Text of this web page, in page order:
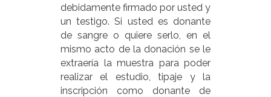
debidamente firmado por usted y
un testigo. Si usted es donante
de sangre o quiere serlo, en el
mismo acto de la donación se le
extraería la muestra para poder
realizar el estudio, tipaje y la
inscripción como donante de